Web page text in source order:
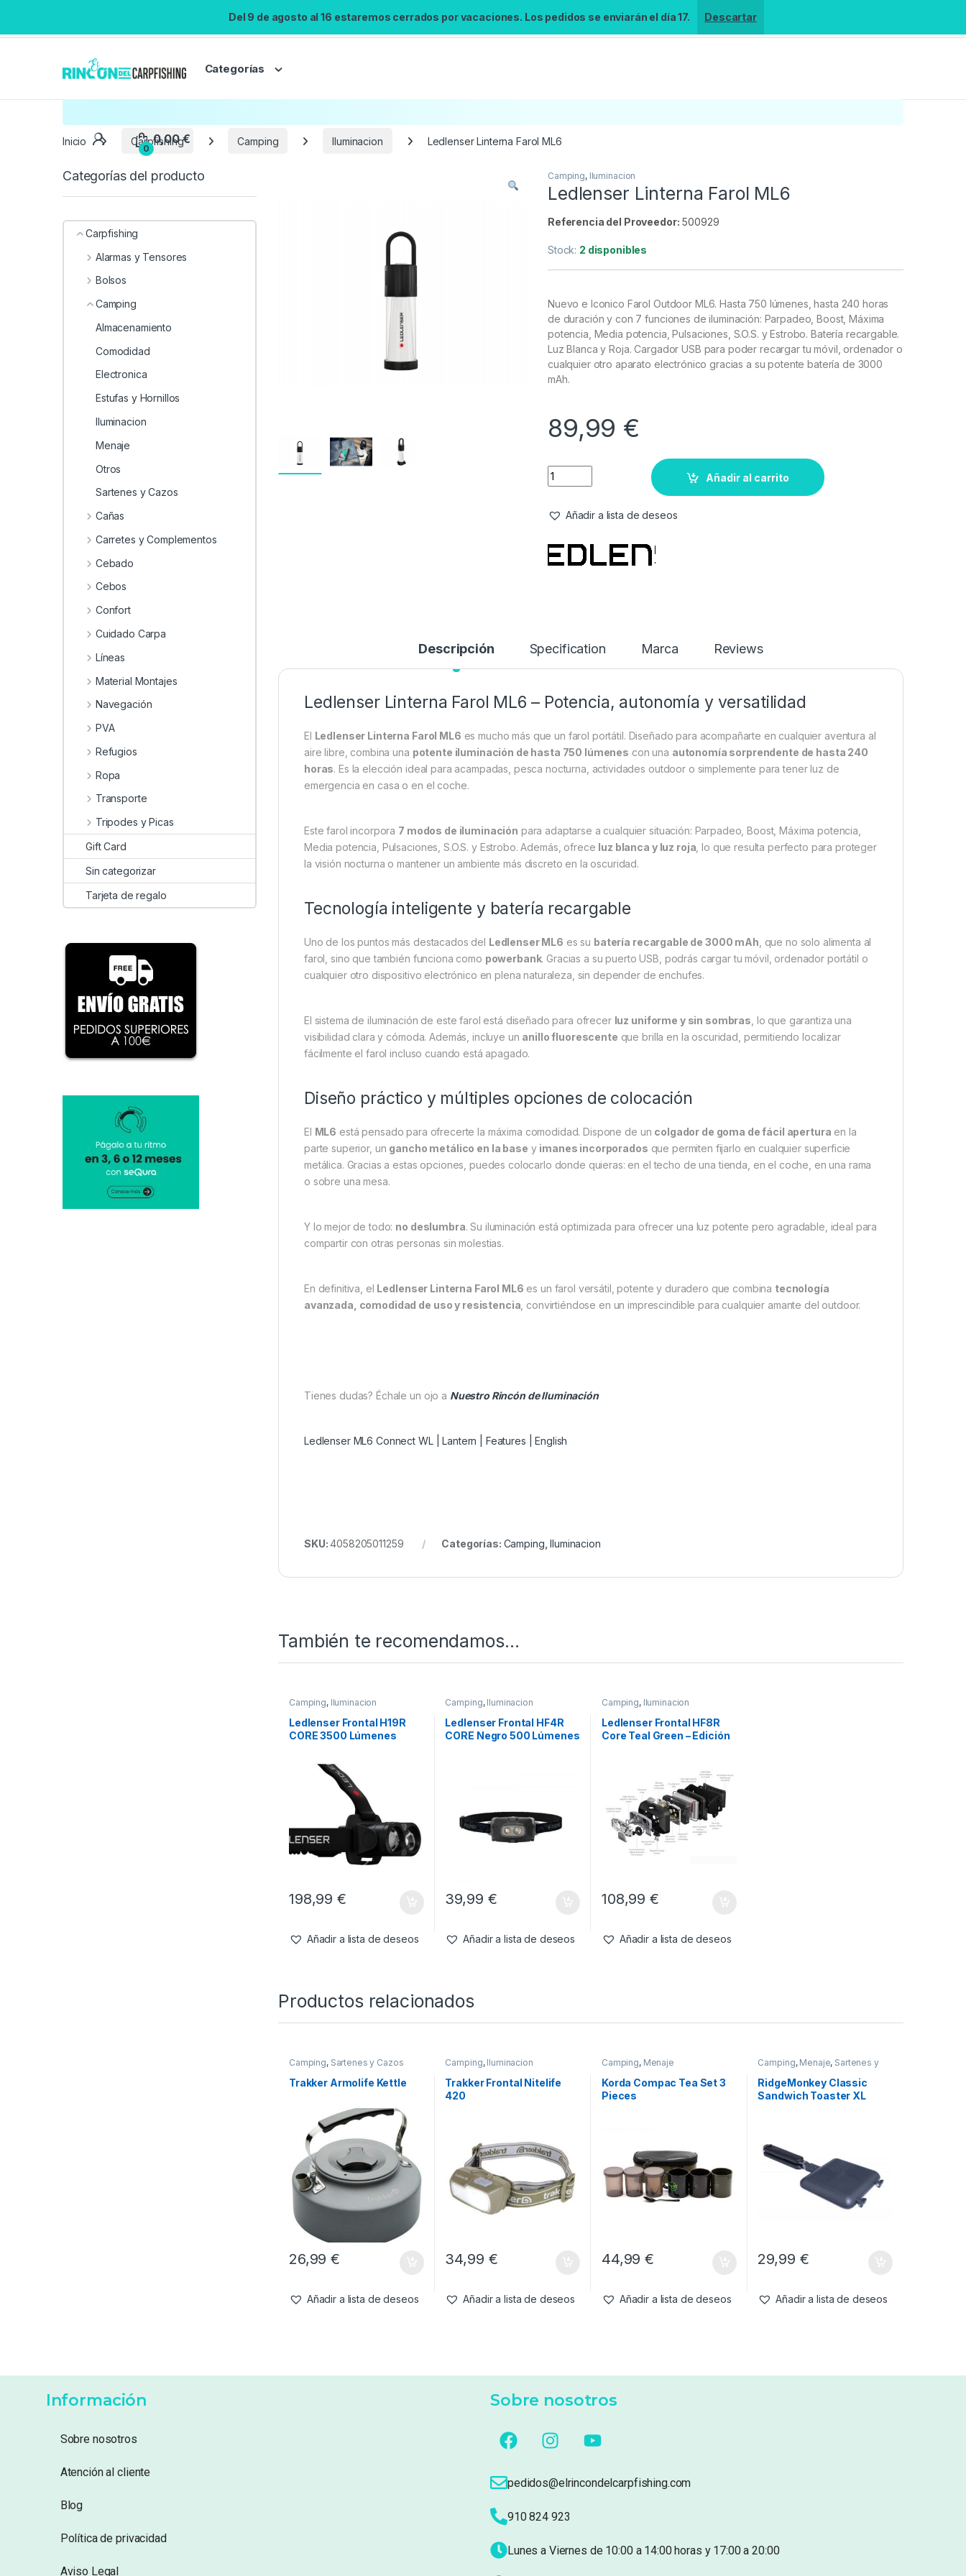
Del 9 de agosto al 16 estaremos cerrados por vacaciones. Los pedidos se enviarán el día 17. Descartar
Categorías
Búsqueda no disponible
No se pudo cargar el widget de búsqueda.
Inicio Carpfishing Camping Iluminacion Ledlenser Linterna Farol ML6
Camping, Iluminacion
Ledlenser Linterna Farol ML6
Referencia del Proveedor: 500929
Stock: 2 disponibles
Nuevo e Iconico Farol Outdoor ML6. Hasta 750 lúmenes, hasta 240 horas
de duración y con 7 funciones de iluminación: Parpadeo, Boost, Máxima
potencia, Media potencia, Pulsaciones, S.O.S. y Estrobo. Batería recargable.
Luz Blanca y Roja. Cargador USB para poder recargar tu móvil, ordenador o
cualquier otro aparato electrónico gracias a su potente batería de 3000
mAh.
89,99 €
Añadir al carrito
Añadir a lista de deseos
Descripción Specification Marca Reviews
Ledlenser Linterna Farol ML6 – Potencia, autonomía y versatilidad
El Ledlenser Linterna Farol ML6 es mucho más que un farol portátil. Diseñado para acompañarte en cualquier aventura al
aire libre, combina una potente iluminación de hasta 750 lúmenes con una autonomía sorprendente de hasta 240
horas. Es la elección ideal para acampadas, pesca nocturna, actividades outdoor o simplemente para tener luz de
emergencia en casa o en el coche.
Este farol incorpora 7 modos de iluminación para adaptarse a cualquier situación: Parpadeo, Boost, Máxima potencia,
Media potencia, Pulsaciones, S.O.S. y Estrobo. Además, ofrece luz blanca y luz roja , lo que resulta perfecto para proteger
la visión nocturna o mantener un ambiente más discreto en la oscuridad.
Tecnología inteligente y batería recargable
Uno de los puntos más destacados del Ledlenser ML6 es su batería recargable de 3000 mAh , que no solo alimenta al
farol, sino que también funciona como powerbank. Gracias a su puerto USB, podrás cargar tu móvil, ordenador portátil o
cualquier otro dispositivo electrónico en plena naturaleza, sin depender de enchufes.
El sistema de iluminación de este farol está diseñado para ofrecer luz uniforme y sin sombras , lo que garantiza una
visibilidad clara y cómoda. Además, incluye un anillo fluorescente que brilla en la oscuridad, permitiendo localizar
fácilmente el farol incluso cuando está apagado.
Diseño práctico y múltiples opciones de colocación
El ML6 está pensado para ofrecerte la máxima comodidad. Dispone de un colgador de goma de fácil apertura en la
parte superior, un gancho metálico en la base y imanes incorporados que permiten fijarlo en cualquier superficie
metálica. Gracias a estas opciones, puedes colocarlo donde quieras: en el techo de una tienda, en el coche, en una rama
o sobre una mesa.
Y lo mejor de todo: no deslumbra. Su iluminación está optimizada para ofrecer una luz potente pero agradable, ideal para
compartir con otras personas sin molestias.
En definitiva, el Ledlenser Linterna Farol ML6 es un farol versátil, potente y duradero que combina tecnología
avanzada, comodidad de uso y resistencia , convirtiéndose en un imprescindible para cualquier amante del outdoor.
Tienes dudas? Échale un ojo a Nuestro Rincón de Iluminación
Ledlenser ML6 Connect WL | Lantern | Features | English
SKU:4058205011259 Categorías: Camping ,Iluminacion
También te recomendamos…
Camping, Iluminacion
Ledlenser Frontal H19R
CORE 3500 Lúmenes
198,99€
Añadir a lista de deseos
Camping, Iluminacion
Ledlenser Frontal HF4R
CORE Negro 500 Lúmenes
39,99 €
Añadir a lista de deseos
Camping, Iluminacion
Ledlenser Frontal HF8R
Core Teal Green – Edición
108,99€
Añadir a lista de deseos
Productos relacionados
Camping, Sartenes y Cazos
Trakker Armolife Kettle
26,99€
Añadir a lista de deseos
Camping, Iluminacion
Trakker Frontal Nitelife
420
34,99 €
Añadir a lista de deseos
Camping, Menaje
Korda Compac Tea Set 3
Pieces
44,99€
Añadir a lista de deseos
Camping, Menaje, Sartenes y
Cazos
RidgeMonkey Classic
Sandwich Toaster XL
29,99 €
Añadir a lista de deseos
Categorías del producto
Carpfishing
Alarmas y Tensores
Bolsos
Camping
Almacenamiento
Comodidad
Electronica
Estufas y Hornillos
Iluminacion
Menaje
Otros
Sartenes y Cazos
Cañas
Carretes y Complementos
Cebado
Cebos
Confort
Cuidado Carpa
Líneas
Material Montajes
Navegación
PVA
Refugios
Ropa
Transporte
Tripodes y Picas
Gift Card
Sin categorizar
Tarjeta de regalo
Información
Sobre nosotros
Atención al cliente
Blog
Política de privacidad
Aviso Legal
Sobre nosotros
pedidos@elrincondelcarpfishing.com
910 824 923
Lunes a Viernes de 10:00 a 14:00 horas y 17:00 a 20:00